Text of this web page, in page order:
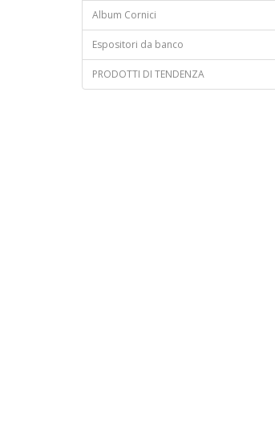
Album Cornici
Espositori da banco
PRODOTTI DI TENDENZA